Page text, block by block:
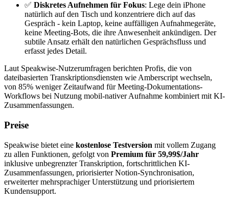
✅ Diskretes Aufnehmen für Fokus: Lege dein iPhone
natürlich auf den Tisch und konzentriere dich auf das
Gespräch - kein Laptop, keine auffälligen Aufnahmegeräte,
keine Meeting-Bots, die ihre Anwesenheit ankündigen. Der
subtile Ansatz erhält den natürlichen Gesprächsfluss und
erfasst jedes Detail.
Laut Speakwise-Nutzerumfragen berichten Profis, die von
dateibasierten Transkriptionsdiensten wie Amberscript wechseln,
von 85% weniger Zeitaufwand für Meeting-Dokumentations-
Workflows bei Nutzung mobil-nativer Aufnahme kombiniert mit KI-
Zusammenfassungen.
Preise
Speakwise bietet eine kostenlose Testversion mit vollem Zugang
zu allen Funktionen, gefolgt von Premium für 59,99$/Jahr
inklusive unbegrenzter Transkription, fortschrittlichen KI-
Zusammenfassungen, priorisierter Notion-Synchronisation,
erweiterter mehrsprachiger Unterstützung und priorisiertem
Kundensupport.